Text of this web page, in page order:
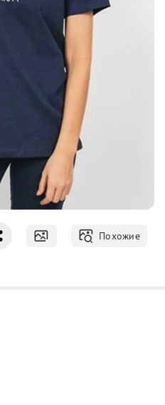
Похожие